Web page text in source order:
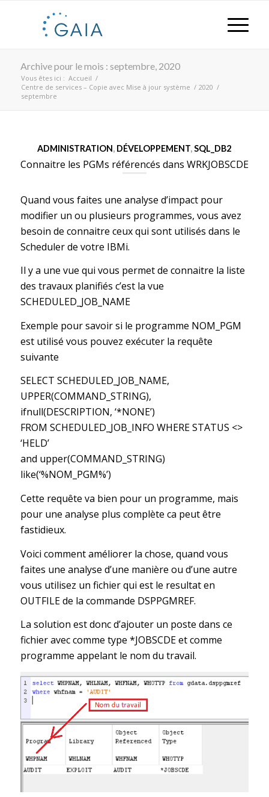
Archive pour le mois : septembre, 2020
Vous êtes ici : Accueil /
Centre de services – Copie avec Mise à jour système / 2020 /
septembre
ADMINISTRATION, DÉVELOPPEMENT,SQL_DB2
Connaitre les PGMs référencés dans WRKJOBSCDE
Quand vous faites une analyse d’impact pour
modifier un ou plusieurs programmes, vous avez
besoin de connaitre ceux qui sont utilisés dans le
Scheduler de votre IBMi.
Il y a une vue qui vous permet de connaitre la liste
des travaux planifiés c’est la vue
SCHEDULED_JOB_NAME
Exemple pour savoir si le programme NOM_PGM
est utilisé vous pouvez exécuter la requête
suivante
SELECT SCHEDULED_JOB_NAME,
UPPER(COMMAND_STRING),
ifnull(DESCRIPTION, ‘*NONE’)
FROM SCHEDULED_JOB_INFO WHERE STATUS <>
‘HELD’
and upper(COMMAND_STRING)
like(‘%NOM_PGM%’)
Cette requête va bien pour un programme, mais
pour une analyse plus complète ca peut être
fastidieux.
Voici comment améliorer la chose, quand vous
faites une analyse d’une manière ou d’une autre
vous utilisez un fichier qui est le resultat en
OUTFILE de la commande DSPPGMREF.
La solution est donc d’ajouter un poste dans ce
fichier avec comme type *JOBSCDE et comme
programme appelant le nom du travail.